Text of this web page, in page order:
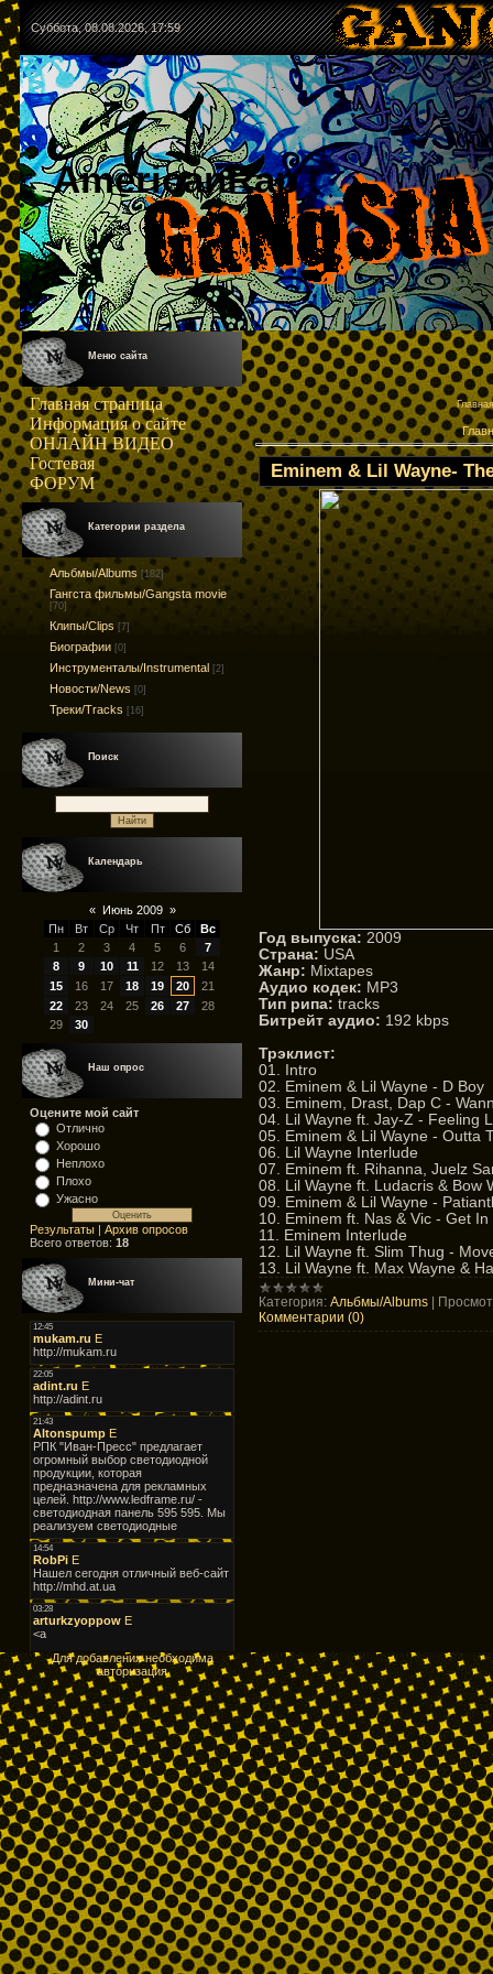
Суббота, 08.08.2026, 17:59
AmericanRap
Меню сайта
Главная страница
Информация о сайте
ОНЛАЙН ВИДЕО
Гостевая
ФОРУМ
Категории раздела
Альбмы/Albums [182]
Гангста фильмы/Gangsta movie
[70]
Клипы/Clips [7]
Биографии [0]
Инструменталы/Instrumental [2]
Новости/News [0]
Треки/Tracks [16]
Поиск
Календарь
« Июнь 2009 »
Пн
Вт Ср Чт Пт Сб
Вс
1
2 3 4 5 6
7
8
9 10 11 12 13
14
15
16 17 18 19 20
21
22
23 24 25 26 27
28
29
30
Наш опрос
Оцените мой сайт
Отлично
Хорошо
Неплохо
Плохо
Ужасно
Результаты | Архив опросов
Всего ответов: 18
Мини-чат
Для добавления необходима
авторизация
Главная
Eminem & Lil Wayne-
Год выпуска: 2009
Страна: USA
Жанр: Mixtapes
Аудио кодек: MP3
Тип рипа: tracks
Битрейт аудио: 192 kbps
Трэклист:
01. Intro
02. Eminem & Lil Wayne - D Boy
03. Eminem, Drast, Dap C -
04. Lil Wayne ft. Jay-Z - Feeling
05. Eminem & Lil Wayne - Outta
06. Lil Wayne Interlude
07. Eminem ft. Rihanna, Juelz
08. Lil Wayne ft. Ludacris & Bow
09. Eminem & Lil Wayne -
10. Eminem ft. Nas & Vic - Get
11. Eminem Interlude
12. Lil Wayne ft. Slim Thug -
13. Lil Wayne ft. Max Wayne &
Категория: Альбмы/Albums |
Комментарии (0)